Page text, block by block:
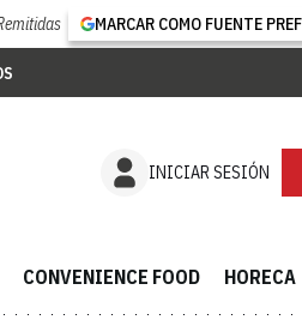
MARCAR COMO FUENTE
INICIAR SESIÓN
CONVENIENCE FOOD HORECA